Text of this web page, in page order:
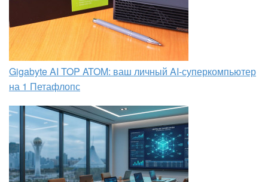
Gigabyte AI TOP ATOM: ваш личный AI-суперкомпьютер
на 1 Петафлопс